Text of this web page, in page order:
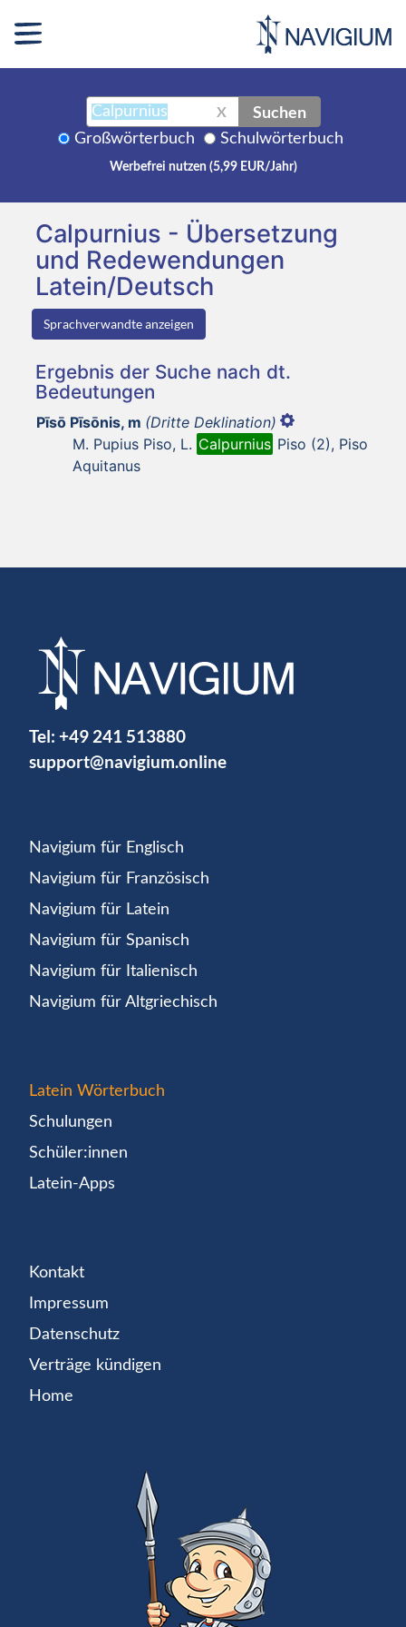
X Suchen
Großwörterbuch Schulwörterbuch
Werbefrei nutzen (5,99 EUR/Jahr)
Calpurnius - Übersetzung
und Redewendungen
Latein/Deutsch
Sprachverwandte anzeigen
Ergebnis der Suche nach dt.
Bedeutungen
Pīsō Pīsōnis, m (Dritte Deklination)
M. Pupius Piso, L. Calpurnius Piso (2), Piso
Aquitanus
Tel: +49 241 513880
support@navigium.online
Navigium für Englisch
Navigium für Französisch
Navigium für Latein
Navigium für Spanisch
Navigium für Italienisch
Navigium für Altgriechisch
Latein Wörterbuch
Schulungen
Schüler:innen
Latein-Apps
Kontakt
Impressum
Datenschutz
Verträge kündigen
Home